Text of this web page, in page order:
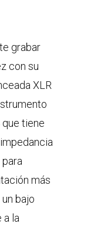
grabar
con su
XLR
tiene
más
bajo
la